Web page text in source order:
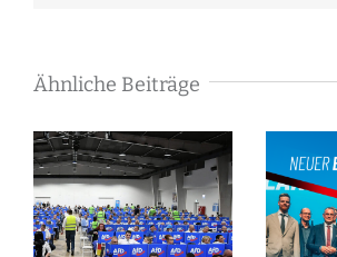
Ähnliche Beiträge